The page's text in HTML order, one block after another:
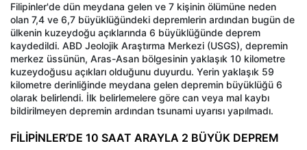
Filipinler'de dün meydana gelen ve 7 kişinin ölümüne neden
olan 7,4 ve 6,7 büyüklüğündeki depremlerin ardından bugün de
ülkenin kuzeydoğu açıklarında 6 büyüklüğünde deprem
kaydedildi. ABD Jeolojik Araştırma Merkezi (USGS), depremin
merkez üssünün, Aras-Asan bölgesinin yaklaşık 10 kilometre
kuzeydoğusu açıkları olduğunu duyurdu. Yerin yaklaşık 59
kilometre derinliğinde meydana gelen depremin büyüklüğü 6
olarak belirlendi. İlk belirlemelere göre can veya mal kaybı
bildirilmeyen depremin ardından tsunami uyarısı yapılmadı.
FİLİPİNLER’DE 10 SAAT ARAYLA 2 BÜYÜK DEPREM